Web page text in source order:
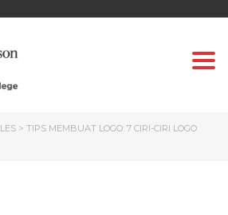
> TIPS MEMBUAT LOGO: 7 CIRI-CIRI LOGO